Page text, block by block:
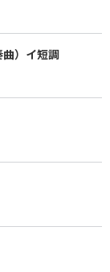
）イ短調